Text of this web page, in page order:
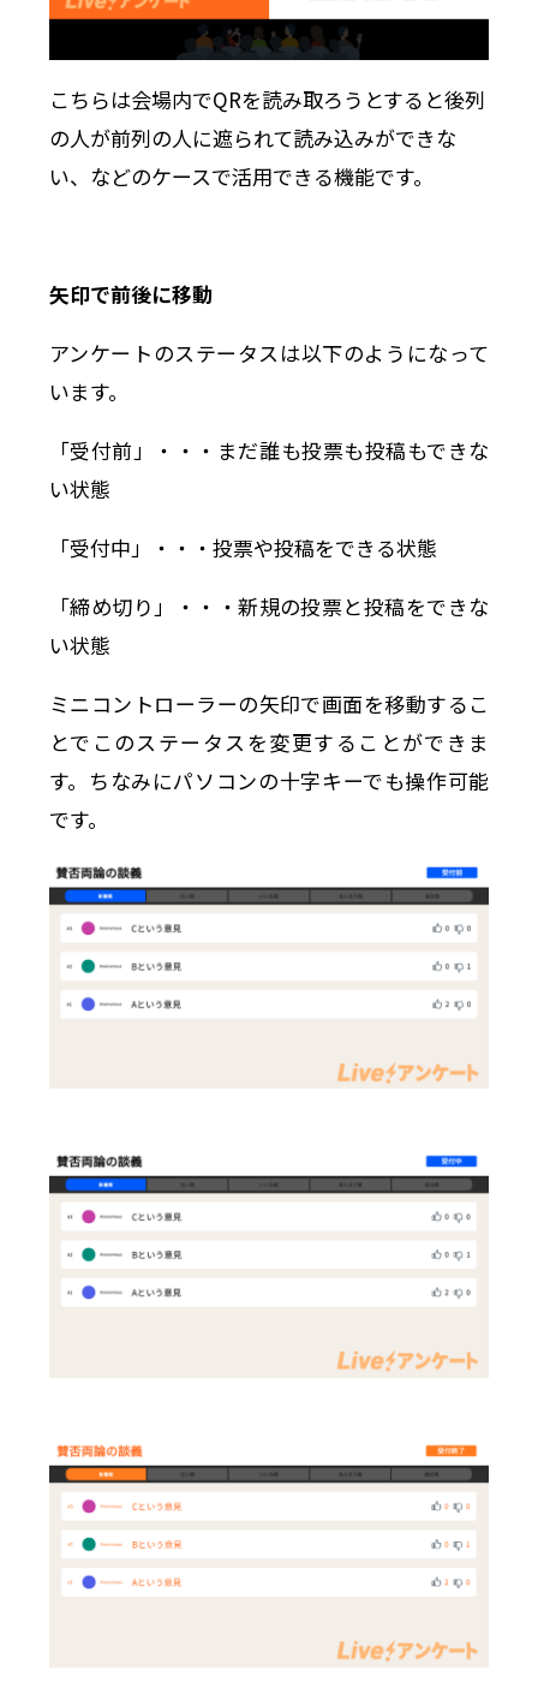
こちらは会場内でQRを読み取ろうとすると後列
の人が前列の人に遮られて読み込みができな
い、などのケースで活用できる機能です。
矢印で前後に移動
アンケートのステータスは以下のようになって
います。
「受付前」・・・まだ誰も投票も投稿もできな
い状態
「受付中」・・・投票や投稿をできる状態
「締め切り」・・・新規の投票と投稿をできな
い状態
ミニコントローラーの矢印で画面を移動するこ
とでこのステータスを変更することができま
す。ちなみにパソコンの十字キーでも操作可能
です。